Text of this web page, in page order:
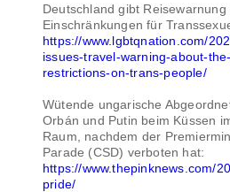
Deutschland gibt Reisewarnung
Einschränkungen für
https://www.lgbtqnation.com/
issues-travel-warning-about-
restrictions-on-trans-people/
Wütende ungarische
Orbán und Putin beim Küssen
Raum, nachdem der
Parade (CSD) verboten hat:
https://www.thepinknews.com/
pride/